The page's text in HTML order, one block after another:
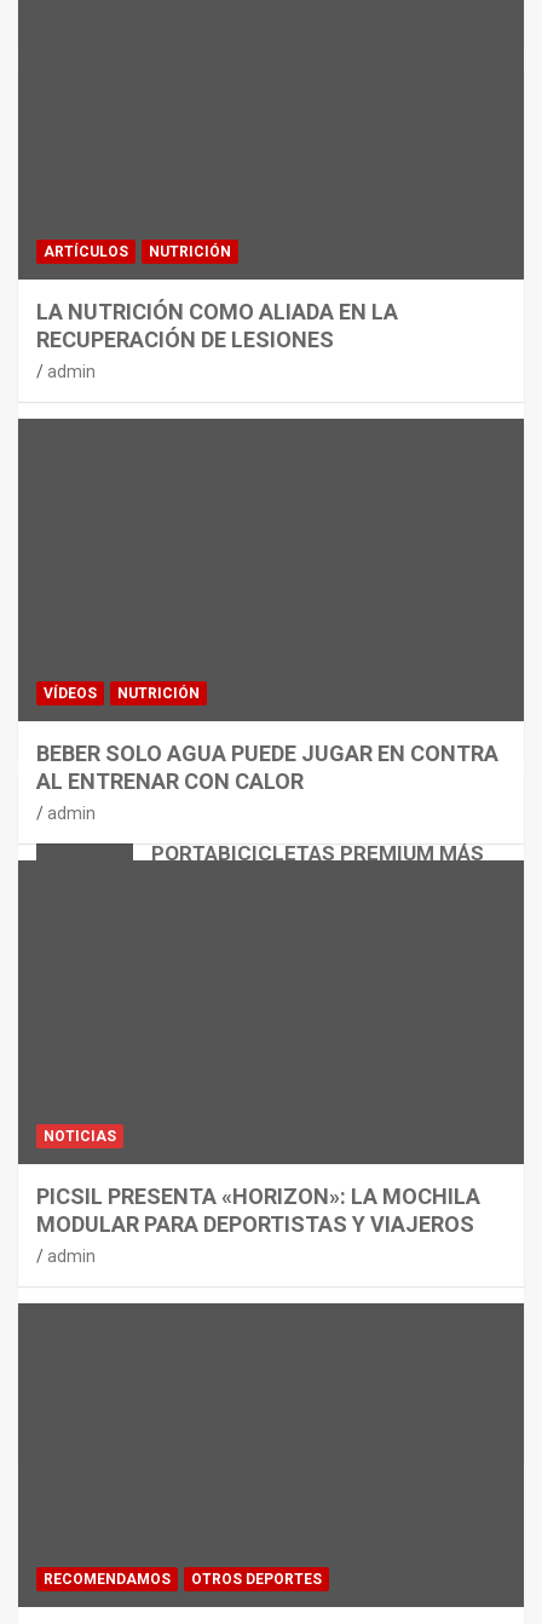
PORTABICICLETAS PREMIUM MÁS
ARTÍCULOS NUTRICIÓN
LA NUTRICIÓN COMO ALIADA EN LA
RECUPERACIÓN DE LESIONES
admin
VÍDEOS NUTRICIÓN
BEBER SOLO AGUA PUEDE JUGAR EN CONTRA
AL ENTRENAR CON CALOR
admin
NOTICIAS
PICSIL PRESENTA «HORIZON»: LA MOCHILA
MODULAR PARA DEPORTISTAS Y VIAJEROS
admin
RECOMENDAMOS OTROS DEPORTES